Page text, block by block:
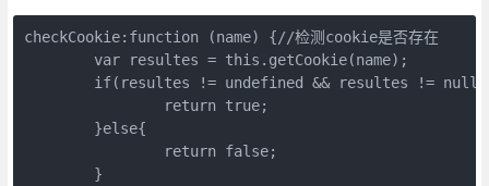
checkCookie:function (name) {//检测cookie是否存在